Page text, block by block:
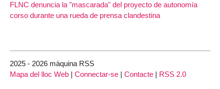
FLNC denuncia la "mascarada" del proyecto de autonomía
corso durante una rueda de prensa clandestina
2025 - 2026 màquina RSS
Mapa del lloc Web | Connectar-se | Contacte | RSS 2.0